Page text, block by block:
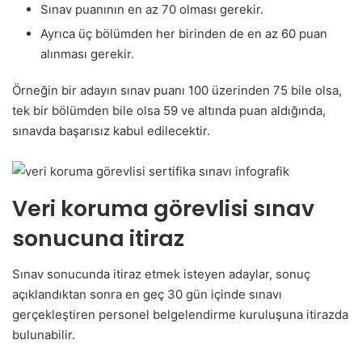
Sınav puanının en az 70 olması gerekir.
Ayrıca üç bölümden her birinden de en az 60 puan
alınması gerekir.
Örneğin bir adayın sınav puanı 100 üzerinden 75 bile olsa,
tek bir bölümden bile olsa 59 ve altında puan aldığında,
sınavda başarısız kabul edilecektir.
Veri koruma görevlisi sınav
sonucuna itiraz
Sınav sonucunda itiraz etmek isteyen adaylar, sonuç
açıklandıktan sonra en geç 30 gün içinde sınavı
gerçekleştiren personel belgelendirme kuruluşuna itirazda
bulunabilir.